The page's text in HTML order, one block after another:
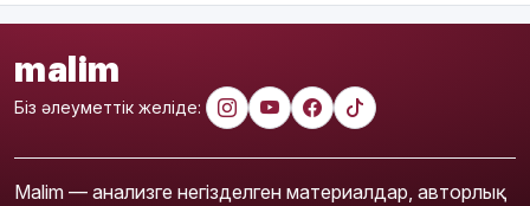
malim
Біз әлеуметтік желіде:
Malim — анализге негізделген материалдар, авторлық